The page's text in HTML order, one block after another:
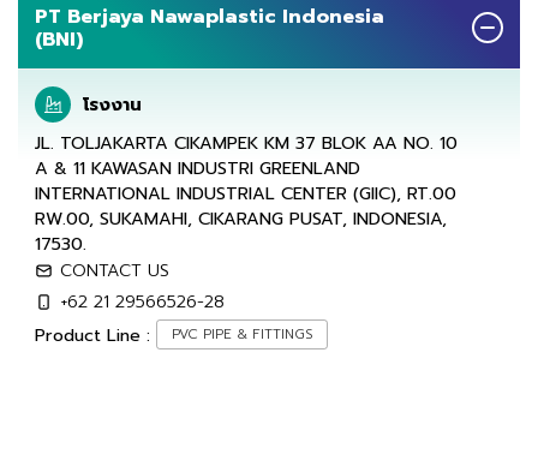
PT Berjaya Nawaplastic Indonesia
(BNI)
โรงงาน
JL. TOLJAKARTA CIKAMPEK KM 37 BLOK AA NO. 10
A & 11 KAWASAN INDUSTRI GREENLAND
INTERNATIONAL INDUSTRIAL CENTER (GIIC), RT.00
RW.00, SUKAMAHI, CIKARANG PUSAT, INDONESIA,
17530.
CONTACT US
+62 21 29566526-28
Product Line :
PVC PIPE & FITTINGS